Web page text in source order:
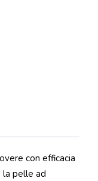
con efficacia
la pelle ad